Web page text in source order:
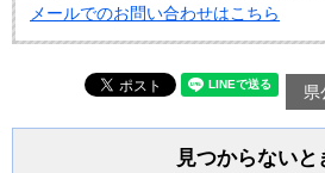
メールでのお問い合わせはこちら
県
見つからないと